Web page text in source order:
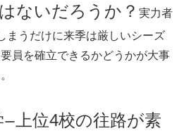
ないだろうか？ 実力者
まうだけに来季は厳しいシーズ
員を確立できるかどうかが大事
ー
上位4校の往路が素